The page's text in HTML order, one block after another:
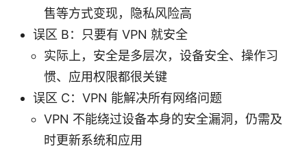
售等方式变现，隐私风险高
误区 B：只要有 VPN 就安全
实际上，安全是多层次，设备安全、操作习
惯、应用权限都很关键
误区 C：VPN 能解决所有网络问题
VPN 不能绕过设备本身的安全漏洞，仍需及
时更新系统和应用